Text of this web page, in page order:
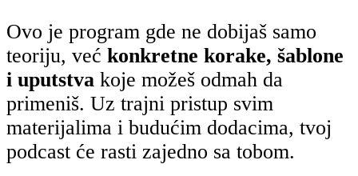
Ovo je program gde ne dobijaš samo
teoriju, već konkretne korake, šablone
i uputstva koje možeš odmah da
primeniš. Uz trajni pristup svim
materijalima i budućim dodacima, tvoj
podcast će rasti zajedno sa tobom.